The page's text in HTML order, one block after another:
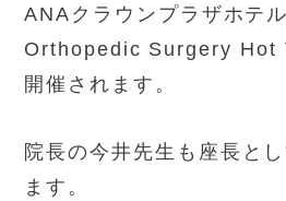
ANAクラウンプラザホテル
Orthopedic Surgery Hot
開催されます。
院長の今井先生も座長と
ます。